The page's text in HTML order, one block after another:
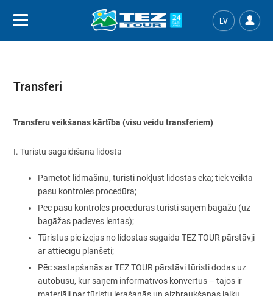
LV
Transferi
Transferu veikšanas kārtība (visu veidu transferiem)
I. Tūristu sagaidīšana lidostā
Pametot lidmašīnu, tūristi nokļūst lidostas ēkā; tiek veikta
pasu kontroles procedūra;
Pēc pasu kontroles procedūras tūristi saņem bagāžu (uz
bagāžas padeves lentas);
Tūristus pie izejas no lidostas sagaida TEZ TOUR pārstāvji
ar attiecīgu planšeti;
Pēc sastapšanās ar TEZ TOUR pārstāvi tūristi dodas uz
autobusu, kur saņem informatīvos konvertus – tajos ir